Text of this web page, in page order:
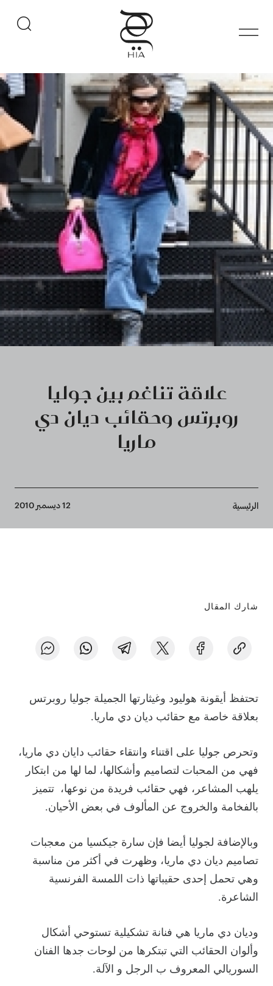
علاقة تناغم بين جوليا
روبرتس وحقائب ديان دي
ماريا
Breadcrumb
الرئيسية 12 ديسمبر 2010
شارك المقال
تحتفظ أيقونة هوليود وغيثارتها الجميلة جوليا روبرتس
بعلاقة خاصة مع حقائب ديان دي ماريا.
وتحرص جوليا على اقتناء وانتقاء حقائب دايان دي ماريا،
فهي من المحبات لتصاميم وأشكالها، لما لها من ابتكار
يلهب المشاعر، فهي حقائب فريدة من نوعها، تتميز
بالفخامة والخروج عن المألوف في بعض الأحيان.
وبالإضافة لجوليا أيضا فإن سارة جيكسيا من معجبات
تصاميم ديان دي ماريا، وظهرت في أكثر من مناسبة
وهي تحمل إحدى حقيباتها ذات اللمسة الفرنسية
الشاعرة.
وديان دي ماريا هي فنانة تشكيلية تستوحي أشكال
وألوان الحقائب التي تبتكرها من لوحات جدها الفنان
السوريالي المعروف ب الرجل و الآلة.